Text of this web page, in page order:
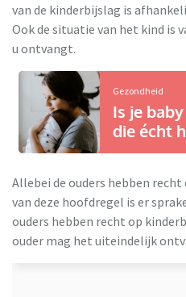
van de kinderbijslag is
Ook de situatie van het kind is
u ontvangt.
Gezondheid
Is je
die écht
Allebei de ouders hebben
van deze hoofdregel is er
ouders hebben recht op
ouder mag het uiteindelijk